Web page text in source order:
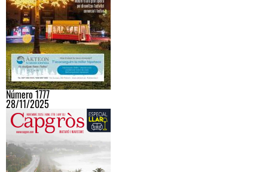
Número 1777
28/11/2025